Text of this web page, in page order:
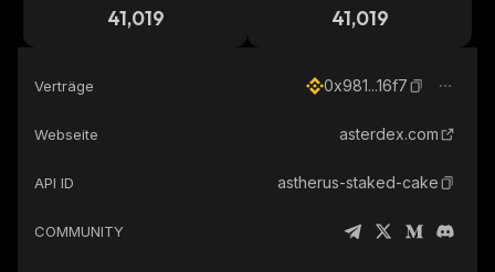
41,019 41,019
Verträge 0x981...16f7
Webseite asterdex.com
API ID astherus-staked-cake
COMMUNITY